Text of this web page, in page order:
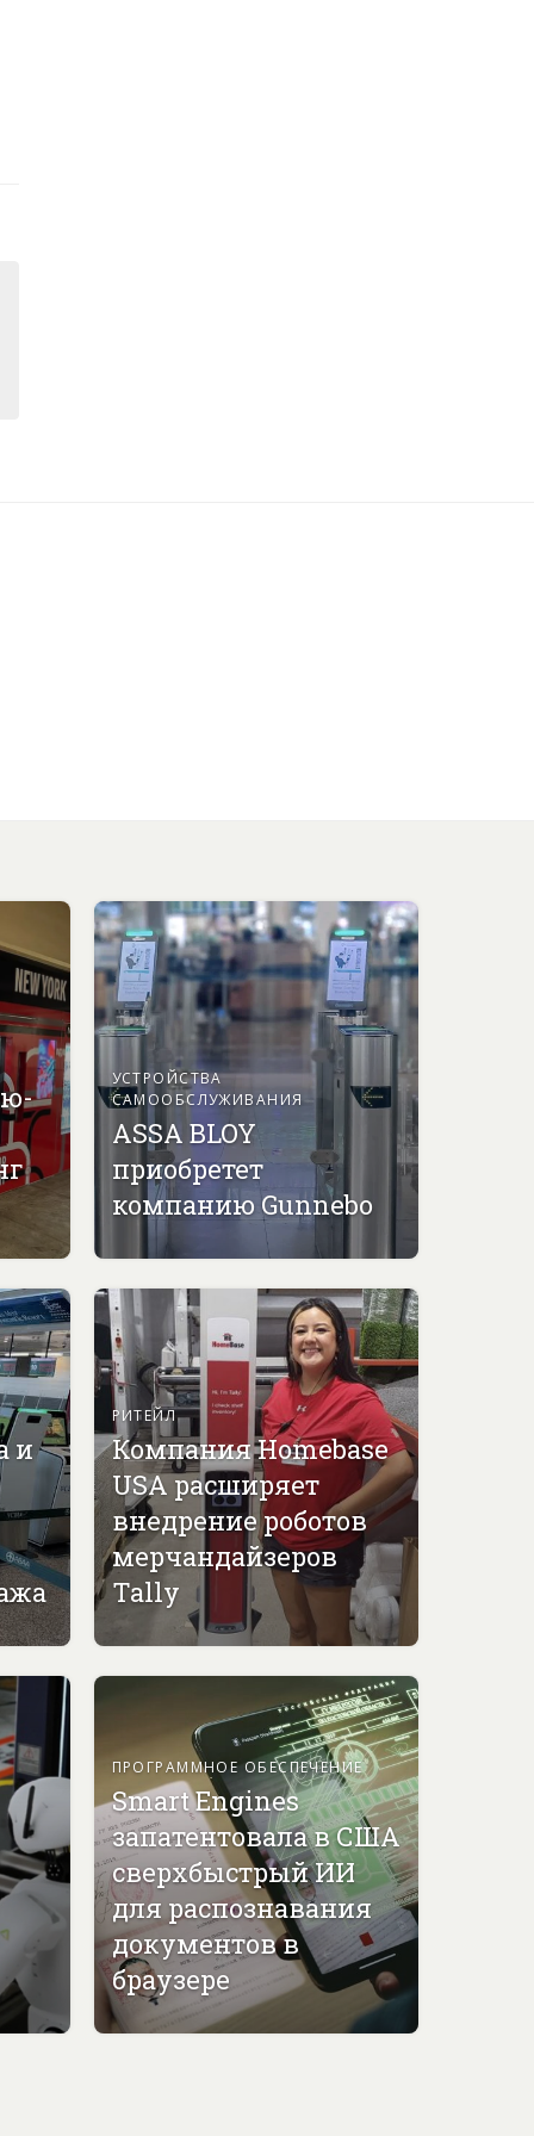
УСТРОЙСТВА
САМООБСЛУЖИВАНИЯ
ASSA BLOY
приобретет
компанию Gunnebo
и
РИТЕЙЛ
Компания Homebase
USA расширяет
внедрение роботов
мерчандайзеров
Tally
ПРОГРАММНОЕ ОБЕСПЕЧЕНИЕ
Smart Engines
запатентовала в США
сверхбыстрый ИИ
для распознавания
документов в
браузере